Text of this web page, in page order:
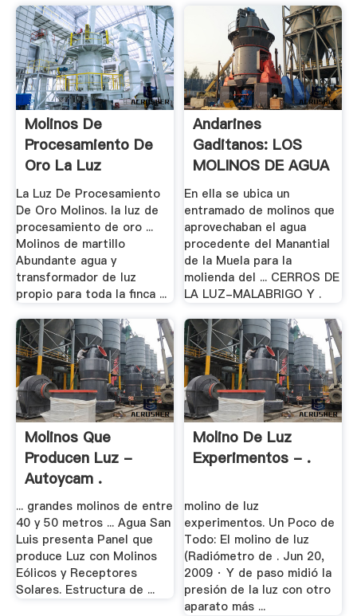
Molinos De
Procesamiento De
Oro La Luz
La Luz De Procesamiento
De Oro Molinos. la luz de
procesamiento de oro ...
Molinos de martillo
Abundante agua y
transformador de luz
propio para toda la finca ...
Andarines
Gaditanos: LOS
MOLINOS DE AGUA
DE .
En ella se ubica un
entramado de molinos que
aprovechaban el agua
procedente del Manantial
de la Muela para la
molienda del ... CERROS DE
LA LUZ-MALABRIGO Y .
Molinos Que
Producen Luz -
Autoycam .
... grandes molinos de entre
40 y 50 metros ... Agua San
Luis presenta Panel que
produce Luz con Molinos
Eólicos y Receptores
Solares. Estructura de ...
Molino De Luz
Experimentos - .
molino de luz
experimentos. Un Poco de
Todo: El molino de luz
(Radiómetro de . Jun 20,
2009 · Y de paso midió la
presión de la luz con otro
aparato más ...